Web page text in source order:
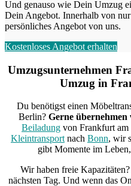
Und genauso wie Dein Umzug
Dein Angebot. Innerhalb von
persönliches Angebot von uns.
Kostenloses Angebot erhalten
Umzugsunternehmen
Umzug in
Du benötigst einen
Berlin? Gerne übernehmen
Beiladung von Frankfurt
Kleintransportnach Bonn, wir
gibt Momente im
Wir haben freie
nächsten Tag. Und wenn das